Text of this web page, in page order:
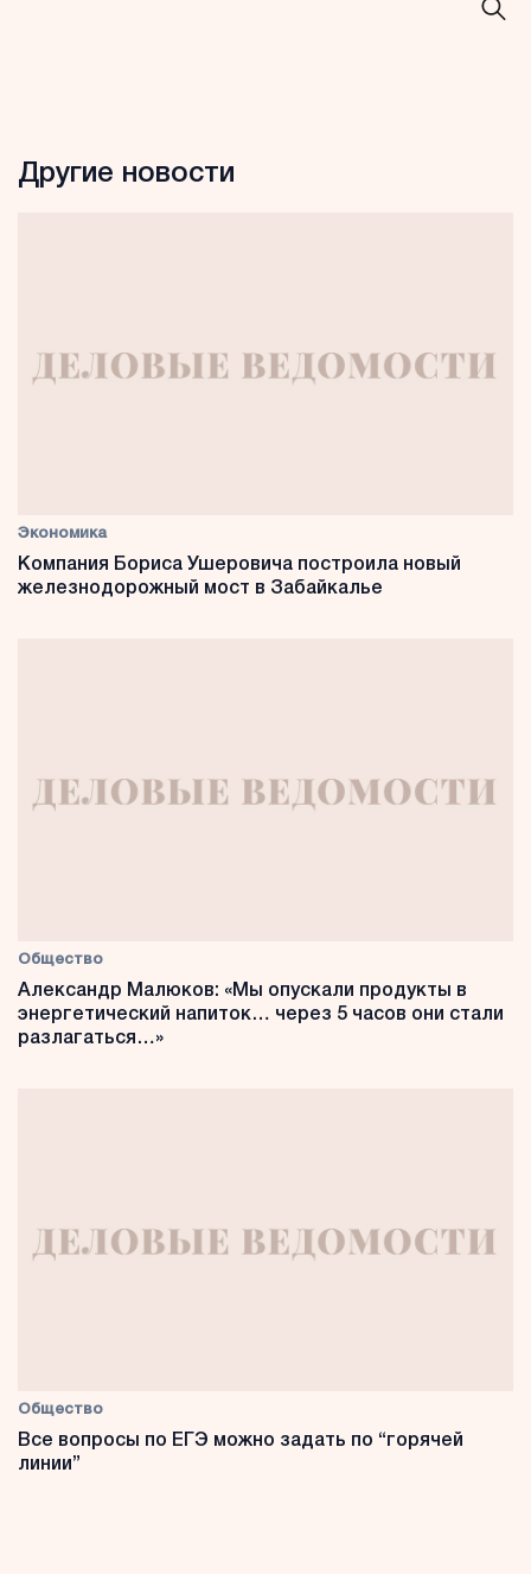
Другие новости
Экономика
Компания Бориса Ушеровича построила новый
железнодорожный мост в Забайкалье
Общество
Александр Малюков: «Мы опускали продукты в
энергетический напиток… через 5 часов они стали
разлагаться…»
Общество
Все вопросы по ЕГЭ можно задать по “горячей
линии”